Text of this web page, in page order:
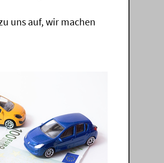
uns auf, wir machen